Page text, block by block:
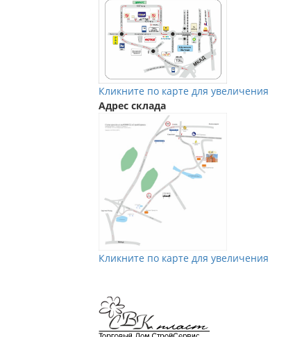
Кликните по карте для увеличения
Адрес склада
Кликните по карте для увеличения
Мы в Vkontakte
Мы в Телеграм